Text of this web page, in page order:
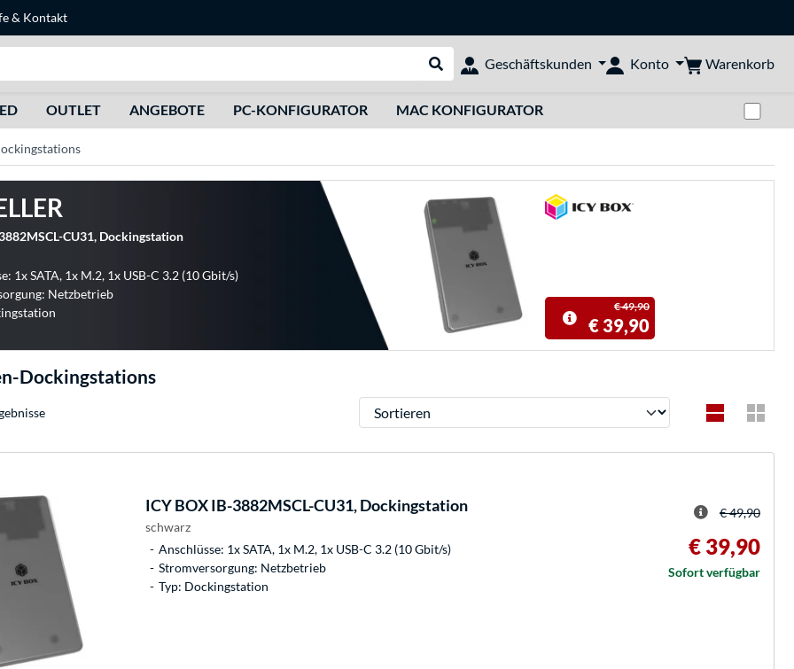
& Kontakt
Suche durchführen
Geschäftskunden Konto Warenkorb
OUTLET ANGEBOTE PC-KONFIGURATOR MAC KONFIGURATOR
CU31, Dockingstation
1x SATA, 1x M.2, 1x USB-C 3.2 (10 Gbit/s)
Netzbetrieb
€ 49,90
€ 39,90
Dockingstations
Sortieren
ICY BOXIB-3882MSCL-CU31, Dockingstation
schwarz
Anschlüsse: 1x SATA, 1x M.2, 1x USB-C 3.2 (10 Gbit/s)
Stromversorgung: Netzbetrieb
Typ: Dockingstation
€ 49,90
€ 39,90
Sofort verfügbar